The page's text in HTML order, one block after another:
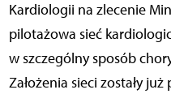
Kardiologii na zlecenie
pilotażowa sieć
w szczególny sposób
Założenia sieci zostały